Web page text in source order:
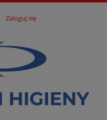
Zaloguj się